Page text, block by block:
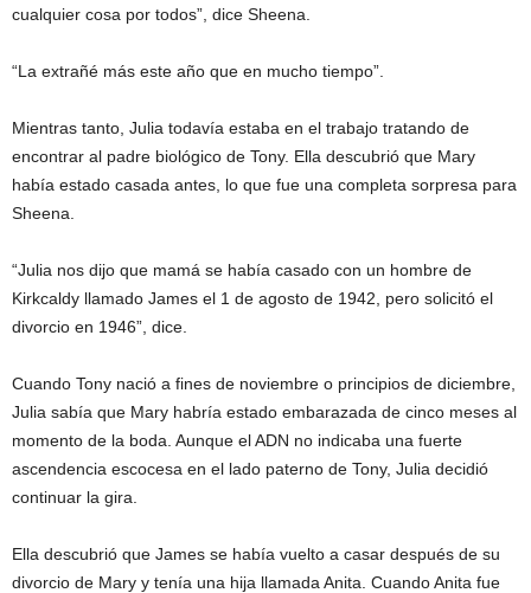
cualquier cosa por todos”, dice Sheena.
“La extrañé más este año que en mucho tiempo”.
Mientras tanto, Julia todavía estaba en el trabajo tratando de
encontrar al padre biológico de Tony. Ella descubrió que Mary
había estado casada antes, lo que fue una completa sorpresa para
Sheena.
“Julia nos dijo que mamá se había casado con un hombre de
Kirkcaldy llamado James el 1 de agosto de 1942, pero solicitó el
divorcio en 1946”, dice.
Cuando Tony nació a fines de noviembre o principios de diciembre,
Julia sabía que Mary habría estado embarazada de cinco meses al
momento de la boda. Aunque el ADN no indicaba una fuerte
ascendencia escocesa en el lado paterno de Tony, Julia decidió
continuar la gira.
Ella descubrió que James se había vuelto a casar después de su
divorcio de Mary y tenía una hija llamada Anita. Cuando Anita fue